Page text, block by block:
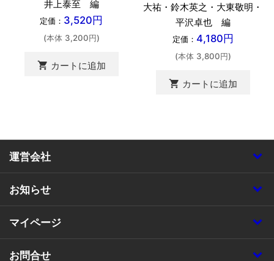
井上泰至 編
定価： 3,520円
(本体 3,200円)
shopping_cart カートに追加
大祐・鈴木英之・大東敬明・
平沢卓也 編
定価： 4,180円
(本体 3,800円)
shopping_cart カートに追加
運営会社
お知らせ
マイページ
お問合せ